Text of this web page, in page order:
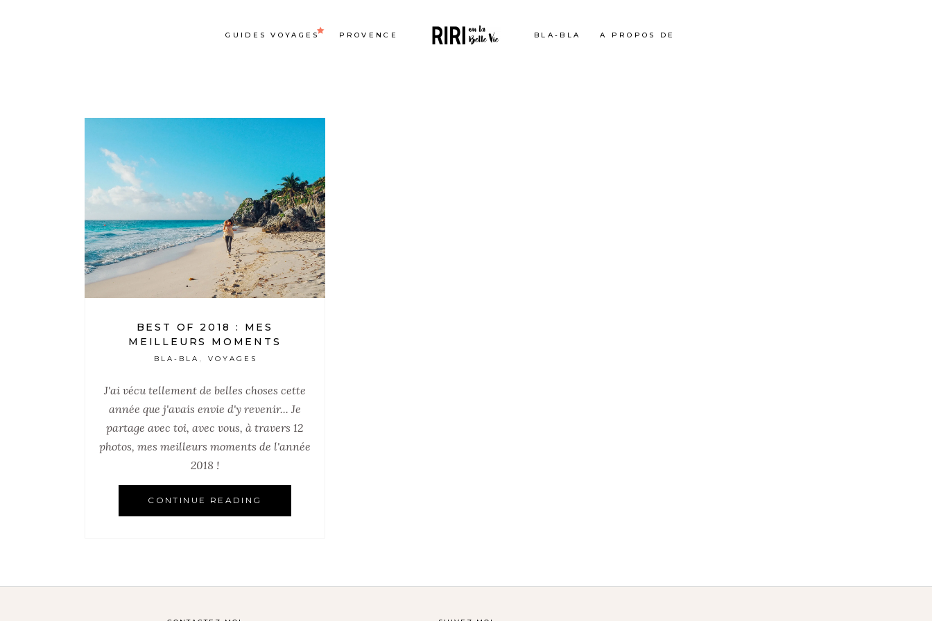
GUIDES VOYAGES PROVENCE BLA-BLA A PROPOS DE
BEST OF 2018 : MES
MEILLEURS MOMENTS
BLA-BLA VOYAGES
J'ai vécu tellement de belles choses cette
année que j'avais envie d'y revenir... Je
partage avec toi, avec vous, à travers 12
photos, mes meilleurs moments de l'année
2018 !
CONTINUE READING